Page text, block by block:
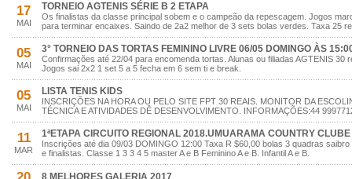
17
MAI
TORNEIO AGTENIS SÉRIE B 2 ETAPA
Os finalistas da classe principal sobem e o campeão da repescagem. Jogos
para terminar encaixes. Saindo de 2a2 melhor de 3 sets bolas verdes. Taxa 25
05
MAI
3° TORNEIO DAS TORTAS FEMININO LIVRE 06/05 DOMINGO ÀS
Confirmações até 22/04 para encomenda tortas. Alunas ou filiadas AGTENIS 30
Jogos sai 2x2 1 set 5 a 5 fecha em 6 sem ti e break.
05
MAI
LISTA TENIS KIDS
INSCRIÇÕES NA HORA OU PELO SITE FPT 30 REAIS. MONITOR DA
TÉCNICA E ATIVIDADES DÊ DESENVOLVIMENTO. INFORMAÇÕES:44
11
MAR
1ªETAPA CIRCUITO REGIONAL 2018.UMUARAMA COUNTRY
Inscrições até dia 09/03 DOMINGO 12:00 Taxa R $60,00 bolas 3 quadras
e finalistas. Classe 1 3 3 4 5 master A e B Feminino A e B. Infantil A e B.
8 MELHORES GALERIA 2017